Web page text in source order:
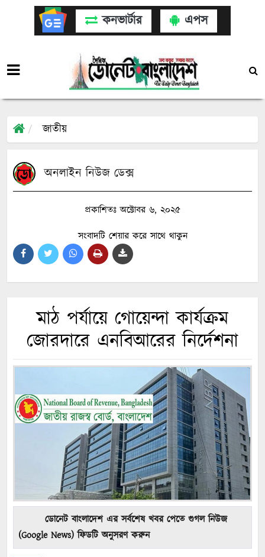
কনভার্টার এপস
জাতীয়
অনলাইন নিউজ ডেক্স
প্রকাশিতঃ অক্টোবর ৬, ২০২৫
সংবাদটি শেয়ার করে সাথে থাকুন
মাঠ পর্যায়ে গোয়েন্দা কার্যক্রম
জোরদারে এনবিআরের নির্দেশনা
ডোনেট বাংলাদেশ এর সর্বশেষ খবর পেতে গুগল নিউজ
(Google News) ফিডটি অনুসরণ করুন